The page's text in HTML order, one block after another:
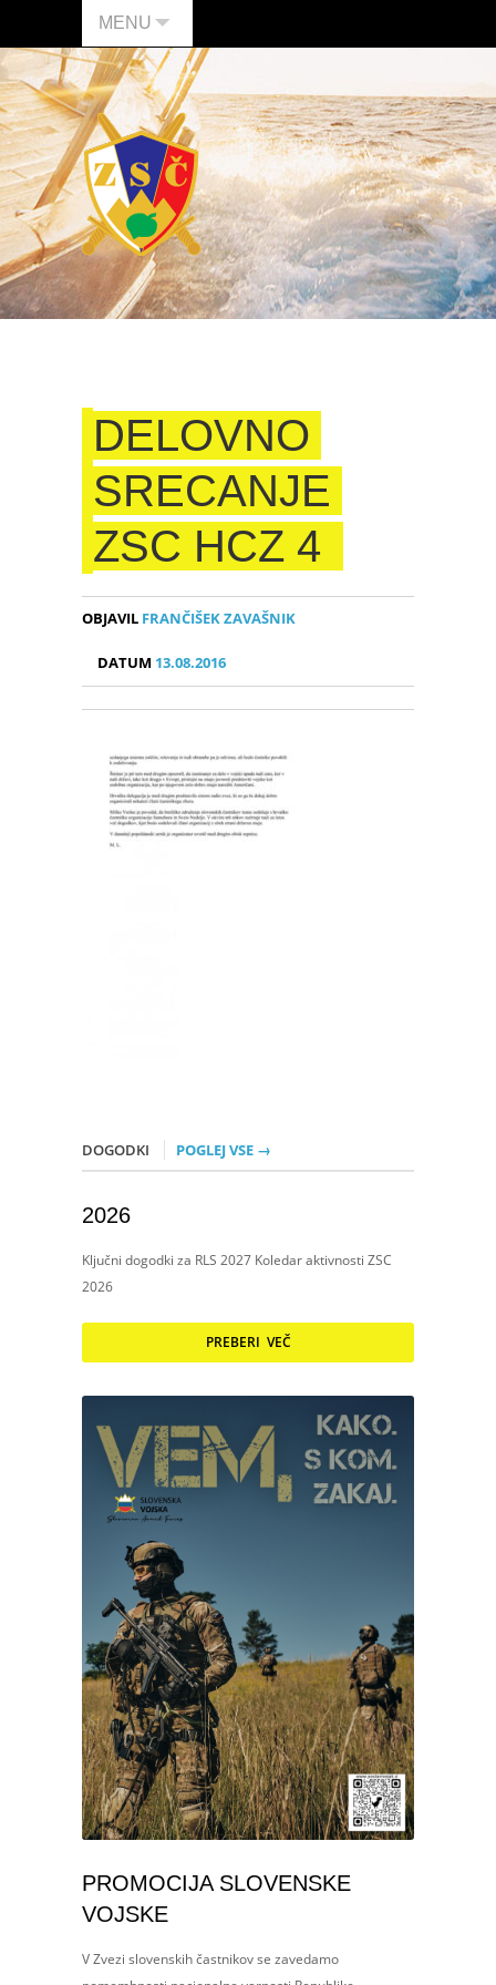
MENU
DELOVNO
SRECANJE
ZSC HCZ 4
OBJAVIL FRANČIŠEK ZAVAŠNIK
DATUM 13.08.2016
DOGODKI POGLEJ VSE →
2026
Ključni dogodki za RLS 2027 Koledar aktivnosti ZSC
2026
PREBERI VEČ
PROMOCIJA SLOVENSKE
VOJSKE
V Zvezi slovenskih častnikov se zavedamo